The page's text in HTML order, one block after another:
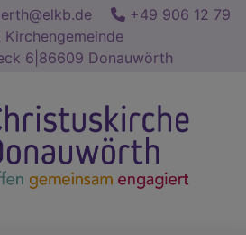
+49 906 12 79
Kirchengemeinde
6|86609 Donauwörth